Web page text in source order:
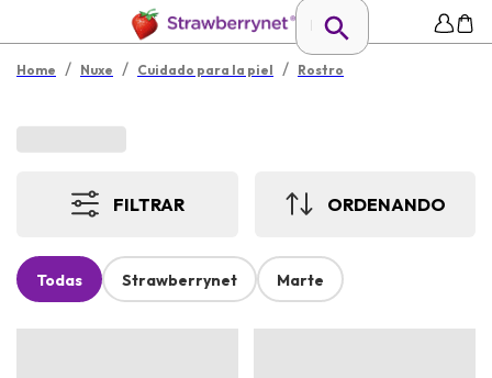
Home / Nuxe / Cuidado para la piel / Rostro
FILTRAR ORDENANDO
Todas Strawberrynet Marte